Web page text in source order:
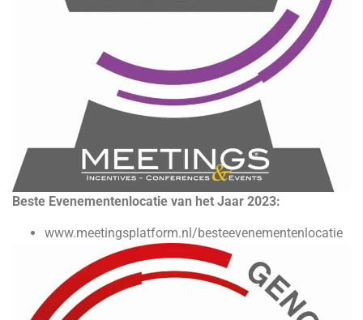
Beste Evenementenlocatie van het Jaar 2023:
www.meetingsplatform.nl/besteevenementenlocatie